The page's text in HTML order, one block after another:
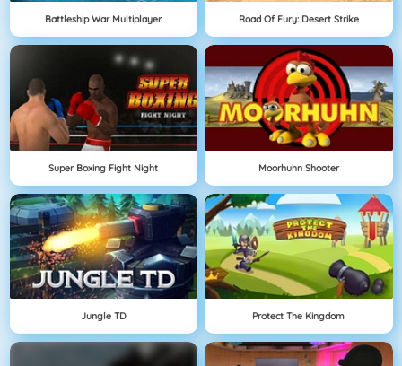
Battleship War Multiplayer Road Of Fury: Desert Strike
Super Boxing Fight Night Moorhuhn Shooter
Jungle TD Protect The Kingdom